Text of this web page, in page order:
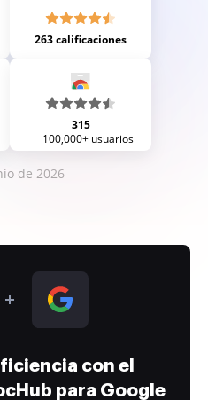
263 calificaciones
315
100,000+ usuarios
de 2026
con el
para Google